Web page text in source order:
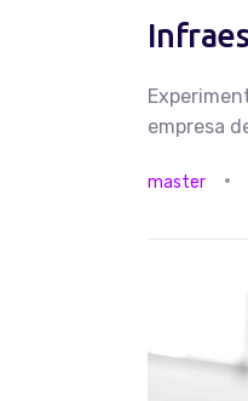
empresa
master